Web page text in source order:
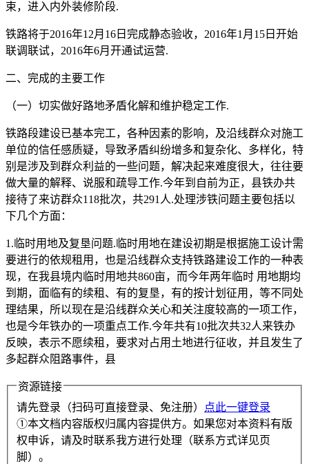
束，进入内外装修阶段.
铁路将于2016年12月16日完成静态验收，2016年1月15日开始
联调联试，2016年6月开通试运营.
二、完成的主要工作
（一）切实做好路地矛盾化解和维护稳定工作.
铁路段建设已基本完工，各种因素的影响，及沿线群众对施工
单位的信任感质疑，导致矛盾纠纷增多和复杂化、多样化，特
别是涉及到群众利益的一些问题，解决起来难度很大，往往要
做大量的解释、说服和疏导工作.今年到自前为正，县铁办共
接待了来访群众118批次，共291人.处理涉铁问题主要包括以
下几个方面：
1.临时用地及复垦问题.临时用地在建设初期是根据施工设计需
要进行的依规租用，也是沿线群众支持铁路建设工作的一种表
现，在我县境内临时用地共860亩，而今年两年临时 用地期均
到期，面临有的续租、有的复垦，有的按计划征用，等不同处
理结果，所以现在是沿线群众关心和关注度较高的一项工作，
也是今年铁办的一项重点工作.今年共有10批次共32人来铁办
反映，表示不愿续租，要求对占用土地进行征收，并且发生了
多起群众阻路事件，县
资源链接
请先登录（扫码可直接登录、免注册）
点此一键登录
①本文档内容版权归属内容提供方。如果您对本资料有版
权申诉，请及时联系我方进行处理（联系方式详见页
脚）。